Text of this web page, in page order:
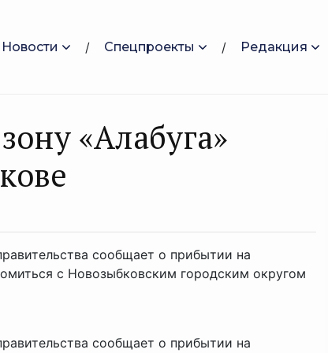
Новости Спецпроекты Редакция
«Алабуга»
сообщает о прибытии на
с Новозыбковским городским округом
сообщает о прибытии на